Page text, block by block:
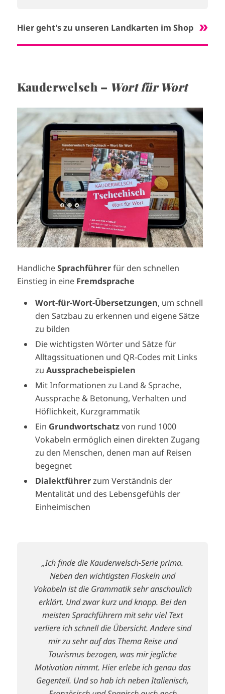
Hier geht's zu unseren Landkarten im Shop
Kauderwelsch – Wort für Wort
m
e
HandlicheSprachführerfür den schnellen
Einstieg in eine Fremdsprache
Wort-für-Wort-Übersetzungen, um schnell
den Satzbau zu erkennen und eigene Sätze
zu bilden
Die wichtigsten Wörter und Sätze für
Alltagssituationen und QR-Codes mit Links
zuAussprachebeispielen
Mit Informationen zu Land & Sprache,
Aussprache & Betonung, Verhalten und
Höflichkeit, Kurzgrammatik
Ein Grundwortschatzvon rund 1000
Vokabeln ermöglich einen direkten Zugang
zu den Menschen, denen man auf Reisen
begegnet
Dialektführerzum Verständnis der
Mentalität und des Lebensgefühls der
Einheimischen
„Ich finde die Kauderwelsch-Serie prima.
Neben den wichtigsten Floskeln und
Vokabeln ist die Grammatik sehr anschaulich
erklärt. Und zwar kurz und knapp. Bei den
meisten Sprachführern mit sehr viel Text
verliere ich schnell die Übersicht. Andere sind
mir zu sehr auf das Thema Reise und
Tourismus bezogen, was mir jegliche
Motivation nimmt. Hier erlebe ich genau das
Gegenteil. Und so hab ich neben Italienisch,